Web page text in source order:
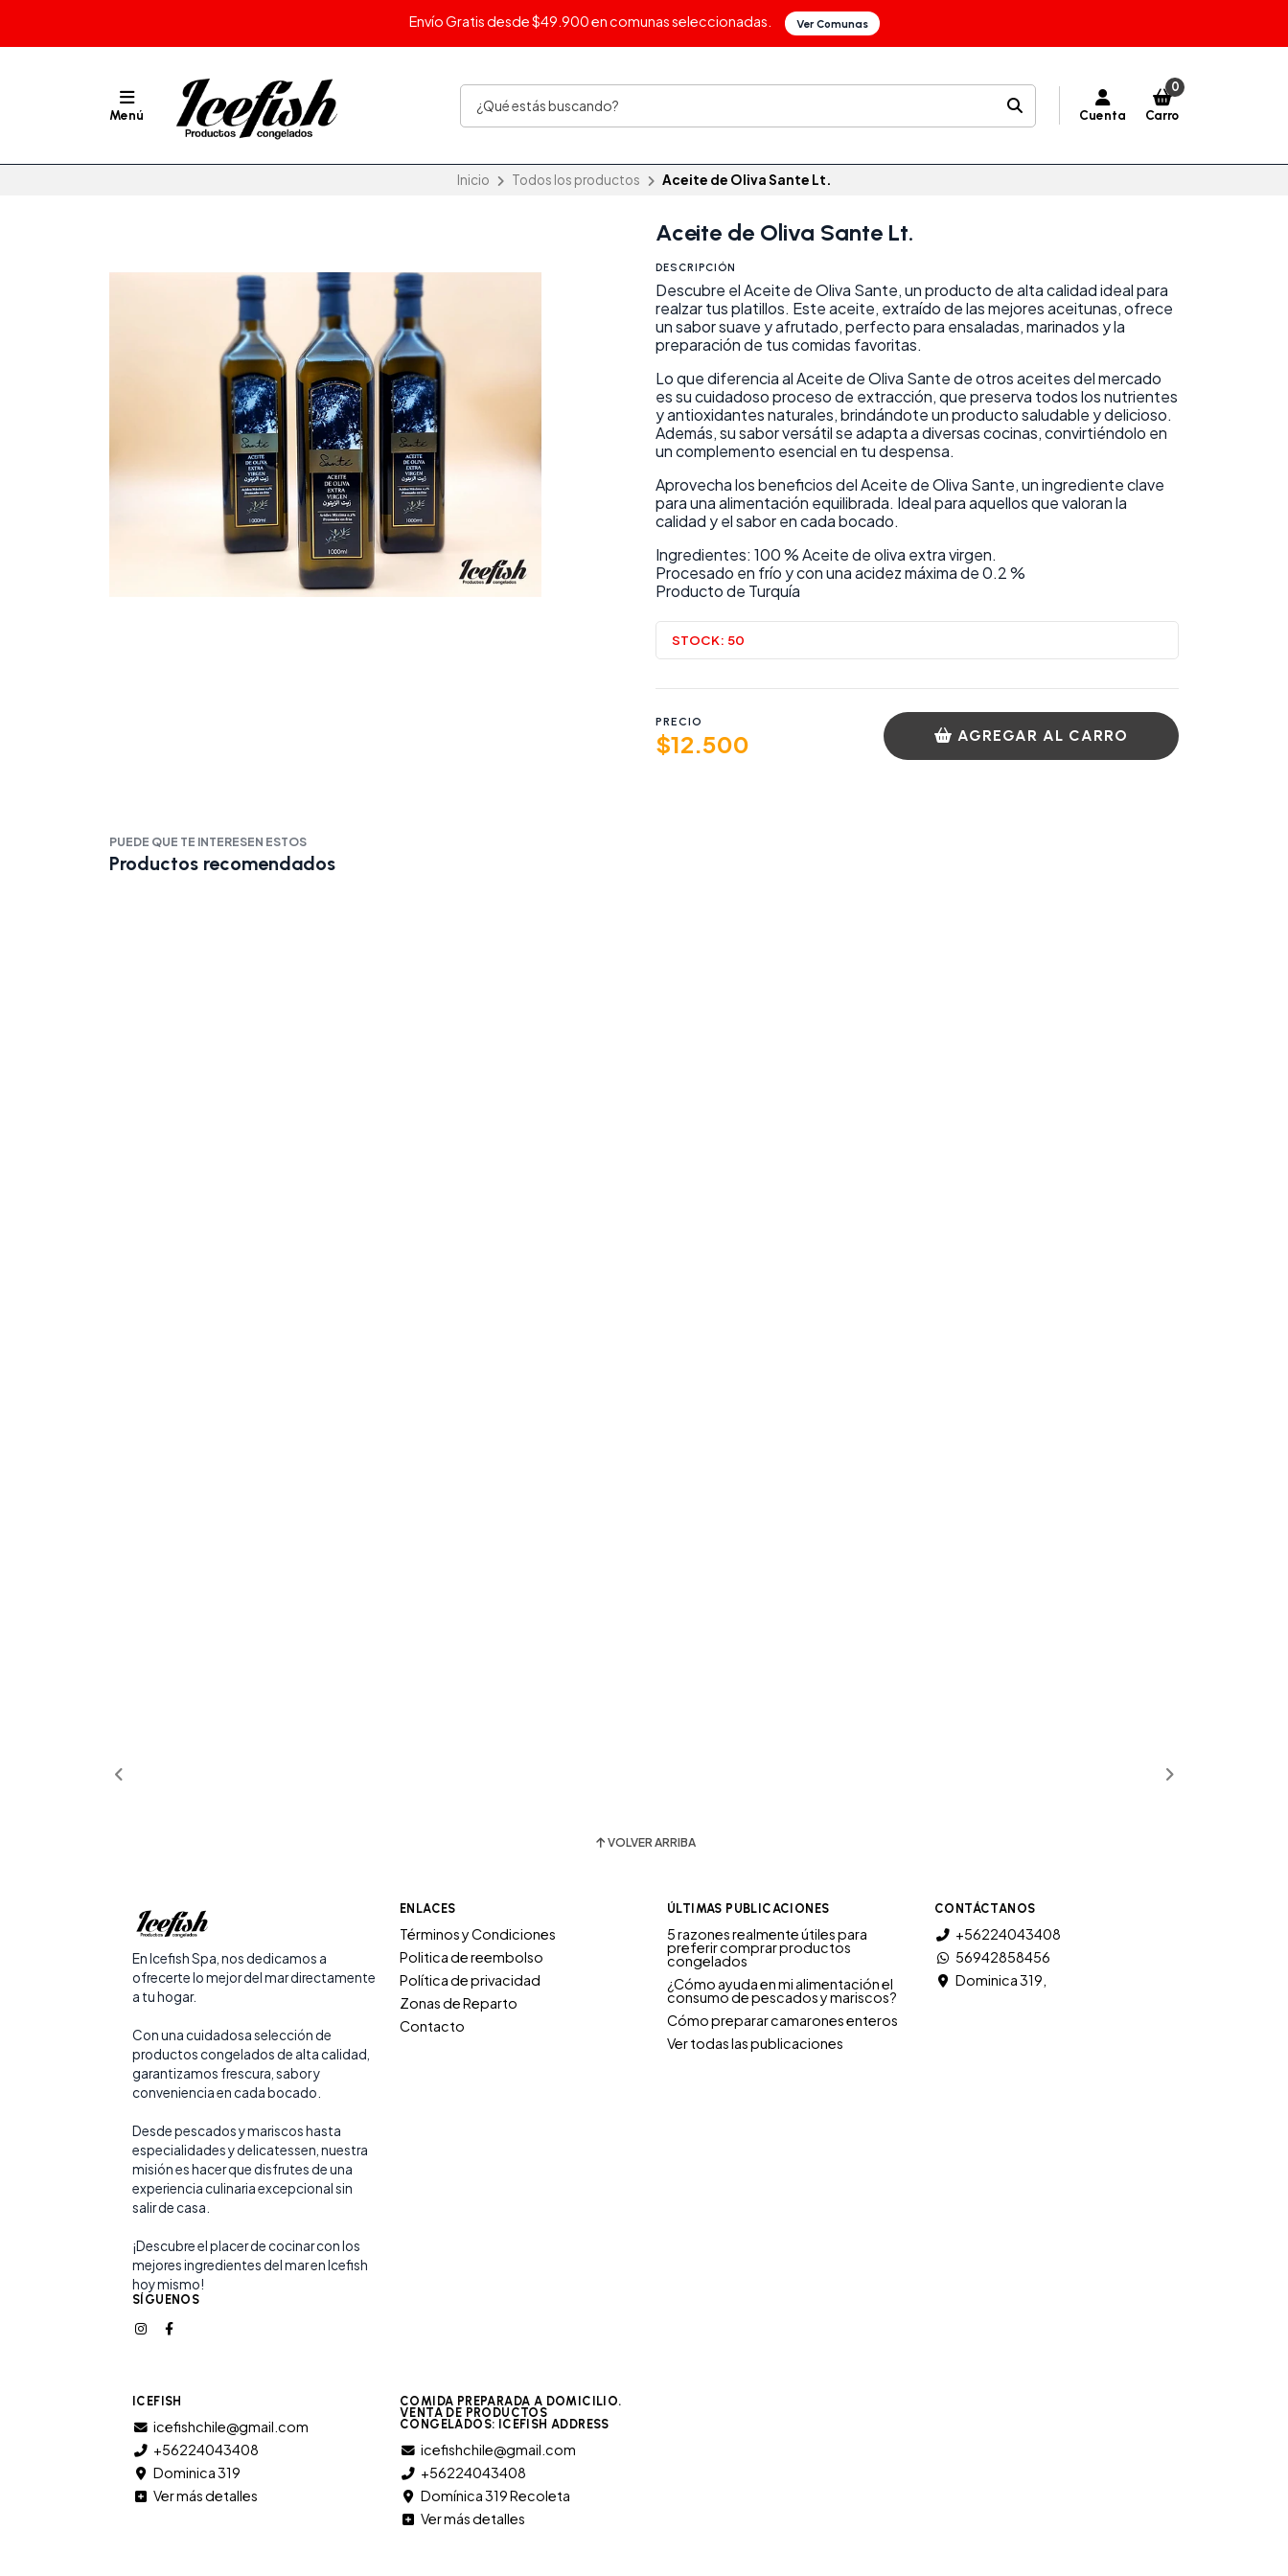
Envío Gratis desde $49.900 en comunas seleccionadas. Ver Comunas
Menú Cuenta
0
Carro
Inicio Todos los productos Aceite de Oliva Sante Lt.
Aceite de Oliva Sante Lt.
DESCRIPCIÓN
Descubre el Aceite de Oliva Sante, un producto de alta calidad ideal para
realzar tus platillos. Este aceite, extraído de las mejores aceitunas, ofrece
un sabor suave y afrutado, perfecto para ensaladas, marinados y la
preparación de tus comidas favoritas.
Lo que diferencia al Aceite de Oliva Sante de otros aceites del mercado
es su cuidadoso proceso de extracción, que preserva todos los nutrientes
y antioxidantes naturales, brindándote un producto saludable y delicioso.
Además, su sabor versátil se adapta a diversas cocinas, convirtiéndolo en
un complemento esencial en tu despensa.
Aprovecha los beneficios del Aceite de Oliva Sante, un ingrediente clave
para una alimentación equilibrada. Ideal para aquellos que valoran la
calidad y el sabor en cada bocado.
Ingredientes: 100 % Aceite de oliva extra virgen.
Procesado en frío y con una acidez máxima de 0.2 %
Producto de Turquía
STOCK: 50
PRECIO
$12.500 AGREGAR AL CARRO
PUEDE QUE TE INTERESEN ESTOS
Productos recomendados
VOLVER ARRIBA
En Icefish Spa, nos dedicamos a
ofrecerte lo mejor del mar directamente
a tu hogar.
Con una cuidadosa selección de
productos congelados de alta calidad,
garantizamos frescura, sabor y
conveniencia en cada bocado.
Desde pescados y mariscos hasta
especialidades y delicatessen, nuestra
misión es hacer que disfrutes de una
experiencia culinaria excepcional sin
salir de casa.
¡Descubre el placer de cocinar con los
mejores ingredientes del mar en Icefish
hoy mismo!
SÍGUENOS
ENLACES
Términos y Condiciones
Politica de reembolso
Política de privacidad
Zonas de Reparto
Contacto
ÚLTIMAS PUBLICACIONES
5 razones realmente útiles para
preferir comprar productos
congelados
¿Cómo ayuda en mi alimentación el
consumo de pescados y mariscos?
Cómo preparar camarones enteros
Ver todas las publicaciones
CONTÁCTANOS
+56224043408
56942858456
Dominica 319,
ICEFISH
icefishchile@gmail.com
+56224043408
Dominica 319
Ver más detalles
COMIDA PREPARADA A DOMICILIO.
VENTA DE PRODUCTOS
CONGELADOS: ICEFISH ADDRESS
icefishchile@gmail.com
+56224043408
Domínica 319 Recoleta
Ver más detalles